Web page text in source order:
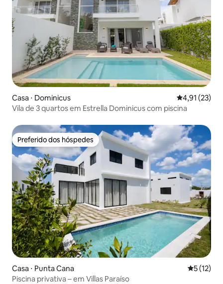
Casa ⋅ Dominicus 4,91 de uma
4,91 (23)
Vila de 3 quartos em Estrella Dominicus com piscina
Preferido dos hóspedes
Preferido dos hóspedes
Casa ⋅ Punta Cana 5 de uma
5 (12)
Piscina privativa – em Villas Paraíso